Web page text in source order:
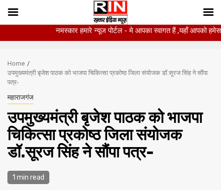
नमस्कार हमारे न्यूज पोर्टल - मे आपका स्वागत हैं ,यहाँ आपको हमेसा ताजा
content
Home
उपमुख्यमंत्री बृजेश पाठक को भाजपा चिकित्सा प्रकोष्ठ जिला संयोजक डॉ.सूरज सिंह ने सौंपा
पत्र-
महाराजगंज
उपमुख्यमंत्री बृजेश पाठक को भाजपा
चिकित्सा प्रकोष्ठ जिला संयोजक
डॉ.सूरज सिंह ने सौंपा पत्र-
1 min read